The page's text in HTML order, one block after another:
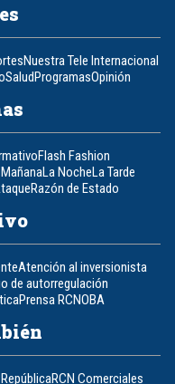
Nuestra Tele Internacional
SaludProgramasOpinión
Flash Fashion
La NocheLa Tarde
Razón de Estado
Atención al inversionista
de autorregulación
Prensa RCNOBA
RCN Comerciales